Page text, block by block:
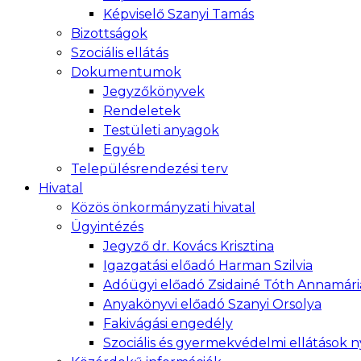
Képviselő Szanyi Tamás
Bizottságok
Szociális ellátás
Dokumentumok
Jegyzőkönyvek
Rendeletek
Testületi anyagok
Egyéb
Településrendezési terv
Hivatal
Közös önkormányzati hivatal
Ügyintézés
Jegyző dr. Kovács Krisztina
Igazgatási előadó Harman Szilvia
Adóügyi előadó Zsidainé Tóth
Anyakönyvi előadó Szanyi Orsolya
Fakivágási engedély
Szociális és gyermekvédelmi ellátások